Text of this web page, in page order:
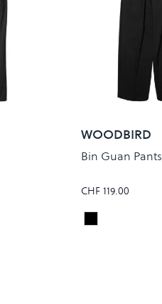
WOODBIRD
Bin Guan Pants
CHF 119.00
Colour
Black